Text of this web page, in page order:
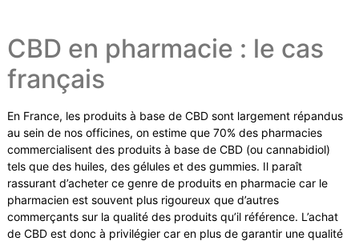
CBD en pharmacie : le cas
français
En France, les produits à base de CBD sont largement répandus
au sein de nos officines, on estime que 70% des pharmacies
commercialisent des produits à base de CBD (ou cannabidiol)
tels que des huiles, des gélules et des gummies. Il paraît
rassurant d’acheter ce genre de produits en pharmacie car le
pharmacien est souvent plus rigoureux que d’autres
commerçants sur la qualité des produits qu’il référence. L’achat
de CBD est donc à privilégier car en plus de garantir une qualité